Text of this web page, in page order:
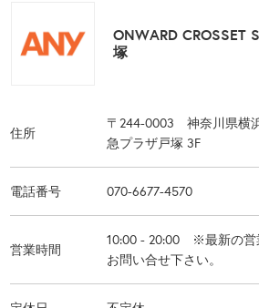
ONWARD CROSSET
塚
住所
〒244-0003 神奈川県横
急プラザ戸塚 3F
電話番号 070-6677-4570
営業時間
10:00 - 20:00 ※最新の営
お問い合せ下さい。